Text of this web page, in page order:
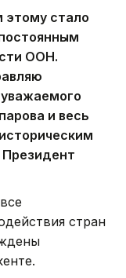
стало
ООН.
и весь
стран